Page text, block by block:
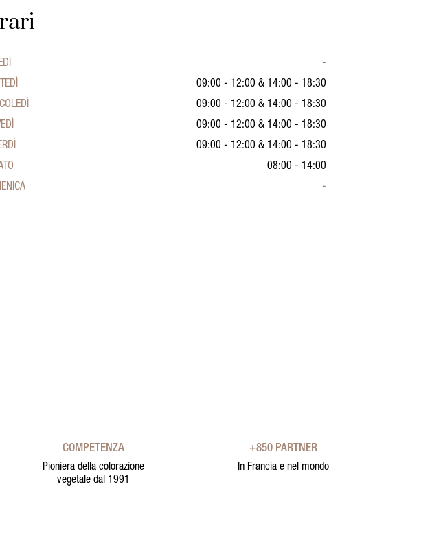
-
09:00 - 12:00 & 14:00 - 18:30
09:00 - 12:00 & 14:00 - 18:30
09:00 - 12:00 & 14:00 - 18:30
09:00 - 12:00 & 14:00 - 18:30
08:00 - 14:00
-
COMPETENZA
Pioniera della colorazione
vegetale dal 1991
+850 PARTNER
In Francia e nel mondo